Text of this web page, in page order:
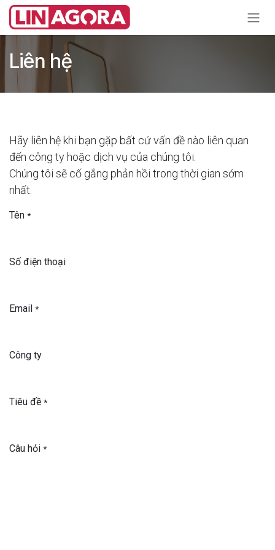
Bỏ qua để đến Nội dung
Liên hệ
Hãy liên hệ khi bạn gặp bất cứ vấn đề nào liên quan
đến công ty hoặc dịch vụ của chúng tôi.
Chúng tôi sẽ cố gắng phản hồi trong thời gian sớm
nhất.
Tên *
Số điện thoại
Email *
Công ty
Tiêu đề *
Câu hỏi *